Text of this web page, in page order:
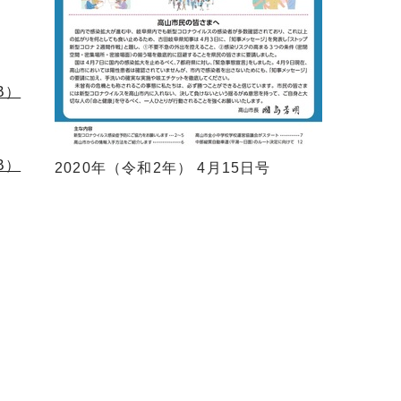
2020年（令和2年） 4月15日号